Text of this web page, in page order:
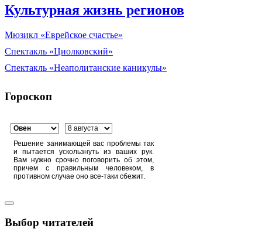
Культурная жизнь регионов
Мюзикл «Еврейское счастье»
Спектакль «Циолковский»
Спектакль «Неаполитанские каникулы»
Гороскоп
Решение занимающей вас проблемы так
и пытается ускользнуть из ваших рук.
Вам нужно срочно поговорить об этом,
причем с правильным человеком, в
противном случае оно все-таки сбежит.
Выбор читателей